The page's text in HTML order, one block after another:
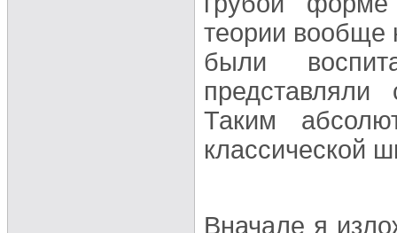
теории вообще
были
Таким
классической
Вначале я